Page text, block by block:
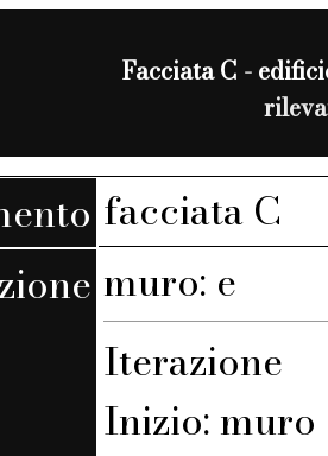
Facciata C -
facciata C
muro: e
Iterazione
Inizio: muro